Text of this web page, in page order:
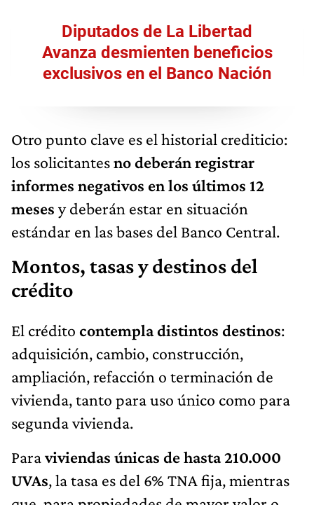
Diputados de La Libertad
Avanza desmienten beneficios
exclusivos en el Banco Nación
Otro punto clave es el historial crediticio:
los solicitantesno deberán registrar
informes negativos en los últimos 12
meses y deberán estar en situación
estándar en las bases del Banco Central.
Montos, tasas y destinos del
crédito
El crédito contempla distintos destinos:
adquisición, cambio, construcción,
ampliación, refacción o terminación de
vivienda, tanto para uso único como para
segunda vivienda.
Paraviviendas únicas de hasta 210.000
UVAs, la tasa es del 6% TNA fija, mientras